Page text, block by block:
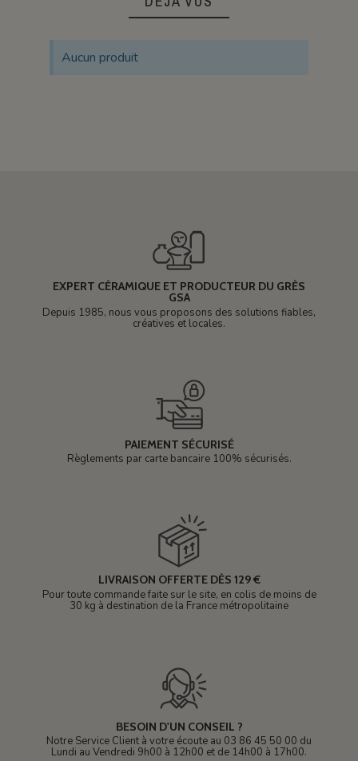
Aucun produit
EXPERT CÉRAMIQUE ET PRODUCTEUR DU GRÈS
GSA
Depuis 1985, nous vous proposons des solutions fiables,
créatives et locales.
PAIEMENT SÉCURISÉ
Règlements par carte bancaire 100% sécurisés.
LIVRAISON OFFERTE DÈS 129 €
Pour toute commande faite sur le site, en colis de moins de
30 kg à destination de la France métropolitaine
BESOIN D'UN CONSEIL ?
Notre Service Client à votre écoute au 03 86 45 50 00 du
Lundi au Vendredi 9h00 à 12h00 et de 14h00 à 17h00.